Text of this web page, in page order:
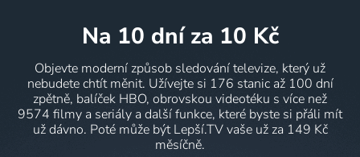
na 10 dní za 10 Kč
Objevte moderní způsob sledování televize, který už
nebudete chtít měnit. Užívejte si 176 stanic až 100 dní
zpětně, balíček HBO, obrovskou videotéku s více než
9574 filmy a seriály a další funkce, které byste si přáli mít
už dávno. Poté může být Lepší.TV vaše už za 149 Kč
měsíčně.